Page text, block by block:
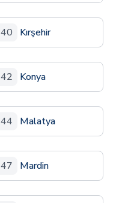
40 Kırşehir
42 Konya
44 Malatya
47 Mardin